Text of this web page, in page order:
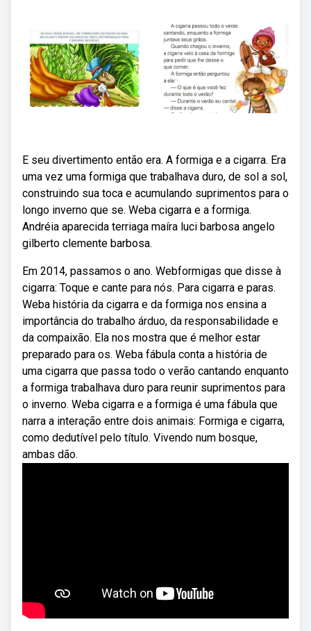
E seu divertimento então era. A formiga e a cigarra. Era
uma vez uma formiga que trabalhava duro, de sol a sol,
construindo sua toca e acumulando suprimentos para o
longo inverno que se. Weba cigarra e a formiga.
Andréia aparecida terriaga maíra luci barbosa angelo
gilberto clemente barbosa.
Em 2014, passamos o ano. Webformigas que disse à
cigarra: Toque e cante para nós. Para cigarra e paras.
Weba história da cigarra e da formiga nos ensina a
importância do trabalho árduo, da responsabilidade e
da compaixão. Ela nos mostra que é melhor estar
preparado para os. Weba fábula conta a história de
uma cigarra que passa todo o verão cantando enquanto
a formiga trabalhava duro para reunir suprimentos para
o inverno. Weba cigarra e a formiga é uma fábula que
narra a interação entre dois animais: Formiga e cigarra,
como dedutível pelo título. Vivendo num bosque,
ambas dão.